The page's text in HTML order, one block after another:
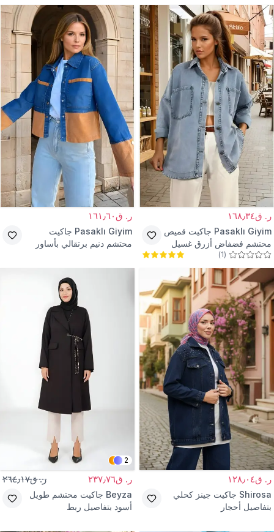
ر. ق١٦٨٫٣٤
Pasaklı Giyim جاكيت قميص
محتشم فضفاض أزرق غسيل
ثلجي بجيوب مزرر
(
1
)
ر. ق١٦١٫٦٠
Pasaklı Giyim جاكيت
محتشم دنيم برتقالي بأساور
ر. ق١٢٨٫٠٤
Shirosa جاكيت جينز كحلي
بتفاصيل أحجار
2
ر. ق٢٣٧٫٧٦ ر. ق٢٦٤٫١٧
Beyza جاكيت محتشم طويل
أسود بتفاصيل ربط